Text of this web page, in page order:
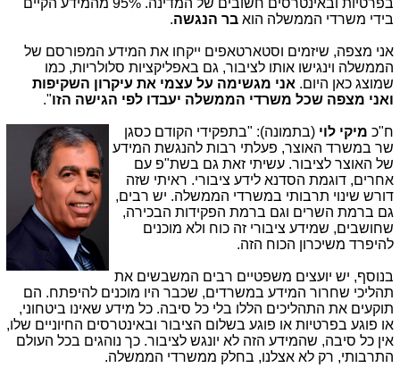
בפרטיות ובאינטרסים חשובים של המדינה. 95% מהמידע הקיים
בידי משרדי הממשלה הוא בר הנגשה.
אני מצפה, שיזמים וסטארטאפים ייקחו את המידע המפורסם של
הממשלה וינגישו אותו לציבור, גם באפליקציות סלולריות, כמו
שמוצג כאן היום. אני מגשימה על עצמי את עיקרון השקיפות
ואני מצפה שכל משרדי הממשלה יעבדו לפי הגישה הזו".
ח"כ מיקי לוי (בתמונה): "בתפקידי הקודם כסגן
שר במשרד האוצר, פעלתי רבות להנגשת המידע
של האוצר לציבור. עשיתי זאת גם בשת"פ עם
אחרים, דוגמת הסדנא לידע ציבורי. ראיתי שזה
דורש שינוי תרבותי במשרדי הממשלה. יש רבים,
גם ברמת השרים וגם ברמת הפקידות הבכירה,
שחושבים, שמידע ציבורי זה כוח ולא מוכנים
להיפרד משיכרון הכוח הזה.
בנוסף, יש יועצים משפטיים רבים המשבשים את
תהליכי שחרור המידע במשרדים, שכבר היו מוכנים להיפתח. הם
תוקעים את התהליכים הללו בלי כל סיבה. כל מידע שאינו ביטחוני,
או פוגע בפרטיות או פוגע בשלום הציבור ובאינטרסים החיוניים שלו,
אין כל סיבה, שהמידע הזה לא יונגש לציבור. כך נוהגים בכל העולם
התרבותי, רק לא אצלנו, בחלק ממשרדי הממשלה.